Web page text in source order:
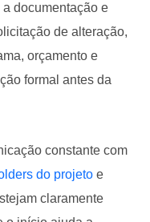
documentação e
de alteração,
orçamento e
formal antes da
constante com
do projeto e
claramente